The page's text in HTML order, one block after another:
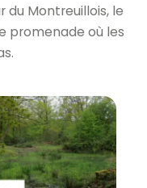
Montreuillois, le
promenade où les